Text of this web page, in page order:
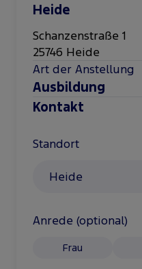
Heide
Schanzenstraße 1
25746 Heide
Art der Anstellung
Ausbildung
Kontakt
Standort
Anrede (optional)
Frau